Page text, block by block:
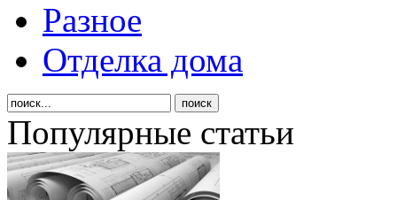
Разное
Отделка дома
Популярные статьи